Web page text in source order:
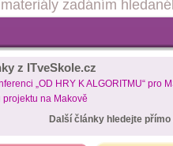
z ITveSkole.cz
„OD HRY K ALGORITMU“ pro
na Makově
Další články hledejte